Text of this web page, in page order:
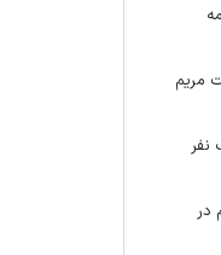
مریم
نفر
در